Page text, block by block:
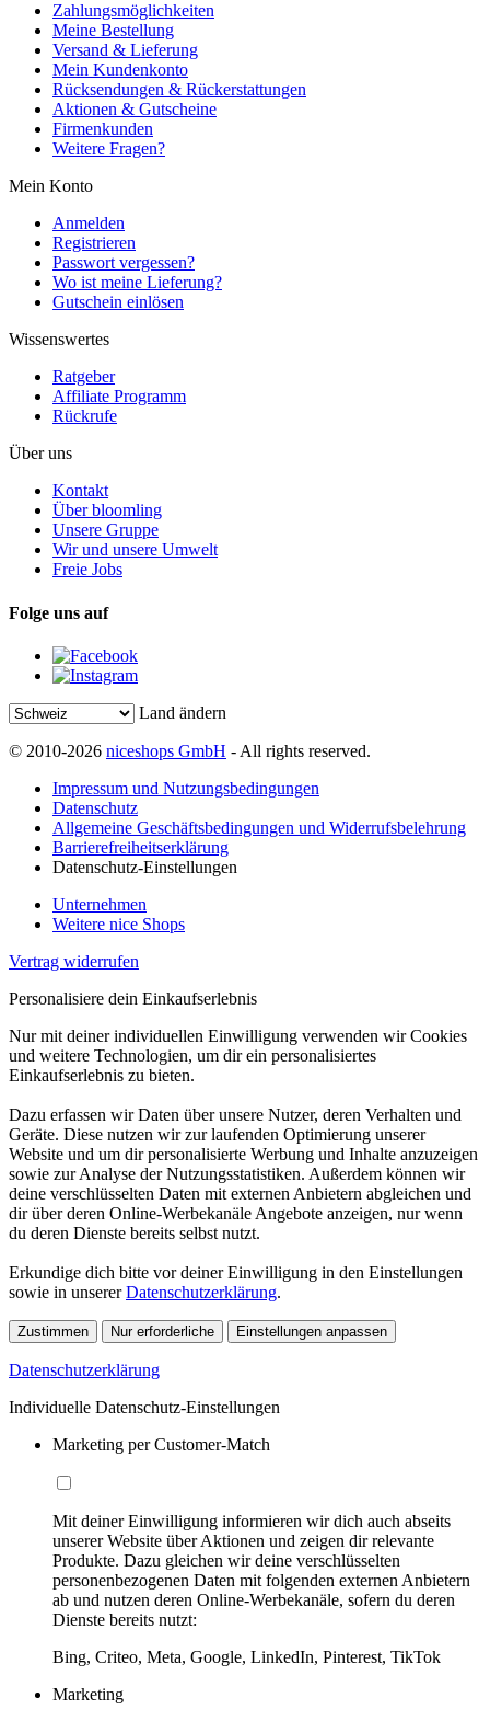
Zahlungsmöglichkeiten
Meine Bestellung
Versand & Lieferung
Mein Kundenkonto
Rücksendungen & Rückerstattungen
Aktionen & Gutscheine
Firmenkunden
Weitere Fragen?
Mein Konto
Anmelden
Registrieren
Passwort vergessen?
Wo ist meine Lieferung?
Gutschein einlösen
Wissenswertes
Ratgeber
Affiliate Programm
Rückrufe
Über uns
Kontakt
Über bloomling
Unsere Gruppe
Wir und unsere Umwelt
Freie Jobs
Folge uns auf
Land ändern
© 2010-2026 niceshops GmbH - All rights reserved.
Impressum und Nutzungsbedingungen
Datenschutz
Allgemeine Geschäftsbedingungen und Widerrufsbelehrung
Barrierefreiheitserklärung
Datenschutz-Einstellungen
Unternehmen
Weitere nice Shops
Vertrag widerrufen
Personalisiere dein Einkaufserlebnis
Nur mit deiner individuellen Einwilligung verwenden wir Cookies
und weitere Technologien, um dir ein personalisiertes
Einkaufserlebnis zu bieten.
Dazu erfassen wir Daten über unsere Nutzer, deren Verhalten und
Geräte. Diese nutzen wir zur laufenden Optimierung unserer
Website und um dir personalisierte Werbung und Inhalte anzuzeigen
sowie zur Analyse der Nutzungsstatistiken. Außerdem können wir
deine verschlüsselten Daten mit externen Anbietern abgleichen und
dir über deren Online-Werbekanäle Angebote anzeigen, nur wenn
du deren Dienste bereits selbst nutzt.
Erkundige dich bitte vor deiner Einwilligung in den Einstellungen
sowie in unsererDatenschutzerklärung.
Zustimmen Nur erforderliche Einstellungen anpassen
Datenschutzerklärung
Individuelle Datenschutz-Einstellungen
Marketing per Customer-Match
Mit deiner Einwilligung informieren wir dich auch abseits
unserer Website über Aktionen und zeigen dir relevante
Produkte. Dazu gleichen wir deine verschlüsselten
personenbezogenen Daten mit folgenden externen Anbietern
ab und nutzen deren Online-Werbekanäle, sofern du deren
Dienste bereits nutzt:
Bing, Criteo, Meta, Google, LinkedIn, Pinterest, TikTok
Marketing